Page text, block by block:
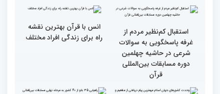
سوم اسفند، نتایج مرحله
نهایی جشنواره تلاوت‌های
تقلیدی در بخش غیر
حضوری اعلام می‌شود
محتوای قرآن با نظامات
غیبی موثر بر زندگی افراد